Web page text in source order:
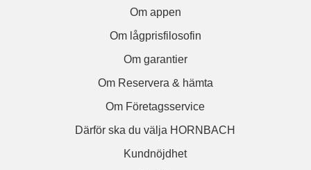
Om appen
Om lågprisfilosofin
Om garantier
Om Reservera & hämta
Om Företagsservice
Därför ska du välja HORNBACH
Kundnöjdhet